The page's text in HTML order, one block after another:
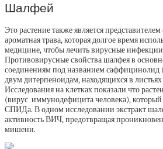
Шалфей
Это растение также является
ароматная трава, которая долгое время
медицине, чтобы лечить вирусные
Противовирусные свойства шалфея в
соединениям под названием саффицинолид
двум дитерпеноидам, находящихся в листьях
Исследования на клетках показали что
(вирус иммунодефицита человека),
СПИДа. В одном исследовании экстракт
активность ВИЧ, предотвращая
мишени.